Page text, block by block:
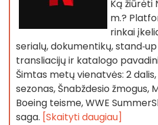
Ką žiūrėti
m.?
rinkai
serialų, dokumentikų,
transliacijų ir katalogo
Šimtas metų vienatvės: 2
sezonas, Šnabždesio žmogus,
Boeing teisme, WWE
saga. [Skaityti daugiau]